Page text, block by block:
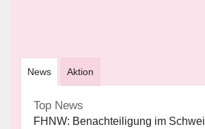
News Aktion
Top News
FHNW: Benachteiligung im